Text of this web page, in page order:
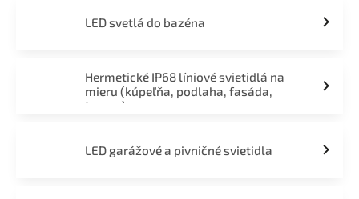
LED svetlá do bazéna
Hermetické IP68 líniové svietidlá na
mieru (kúpeľňa, podlaha, fasáda,
terasa)
LED garážové a pivničné svietidla